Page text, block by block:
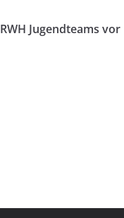
RWH Jugendteams